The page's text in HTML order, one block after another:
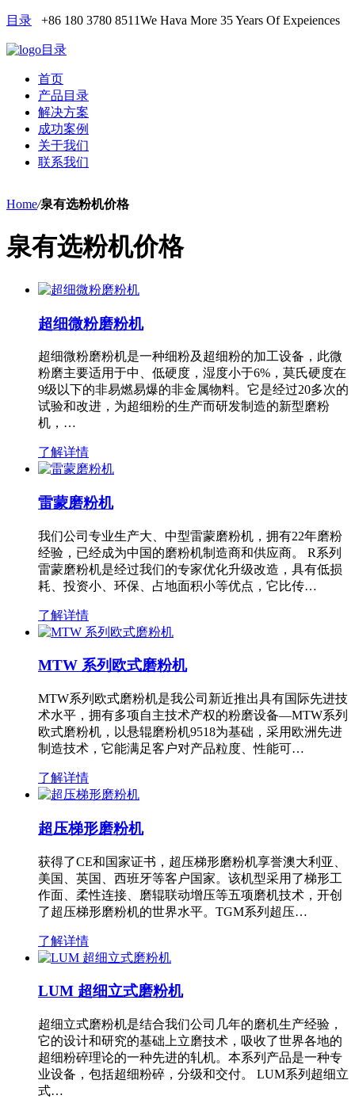
目录 +86 180 3780 8511We Hava More 35 Years Of Expeiences
目录
首页
产品目录
解决方案
成功案例
关于我们
联系我们
Home/泉有选粉机价格
泉有选粉机价格
超细微粉磨粉机
超细微粉磨粉机是一种细粉及超细粉的加工设备，此微
粉磨主要适用于中、低硬度，湿度小于6%，莫氏硬度在
9级以下的非易燃易爆的非金属物料。它是经过20多次的
试验和改进，为超细粉的生产而研发制造的新型磨粉
机，…
了解详情
雷蒙磨粉机
我们公司专业生产大、中型雷蒙磨粉机，拥有22年磨粉
经验，已经成为中国的磨粉机制造商和供应商。 R系列
雷蒙磨粉机是经过我们的专家优化升级改造，具有低损
耗、投资小、环保、占地面积小等优点，它比传…
了解详情
MTW 系列欧式磨粉机
MTW系列欧式磨粉机是我公司新近推出具有国际先进技
术水平，拥有多项自主技术产权的粉磨设备—MTW系列
欧式磨粉机，以悬辊磨粉机9518为基础，采用欧洲先进
制造技术，它能满足客户对产品粒度、性能可…
了解详情
超压梯形磨粉机
获得了CE和国家证书，超压梯形磨粉机享誉澳大利亚、
美国、英国、西班牙等客户国家。该机型采用了梯形工
作面、柔性连接、磨辊联动增压等五项磨机技术，开创
了超压梯形磨粉机的世界水平。TGM系列超压…
了解详情
LUM 超细立式磨粉机
超细立式磨粉机是结合我们公司几年的磨机生产经验，
它的设计和研究的基础上立磨技术，吸收了世界各地的
超细粉碎理论的一种先进的轧机。本系列产品是一种专
业设备，包括超细粉碎，分级和交付。 LUM系列超细立
式…